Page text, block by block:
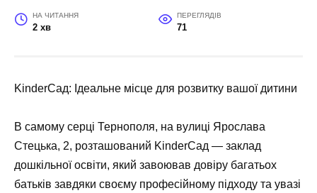
НА ЧИТАННЯ
2 хв
ПЕРЕГЛЯДІВ
71
KinderСад: Ідеальне місце для розвитку вашої дитини
В самому серці Тернополя, на вулиці Ярослава
Стецька, 2, розташований KinderСад — заклад
дошкільної освіти, який завоював довіру багатьох
батьків завдяки своєму професійному підходу та увазі